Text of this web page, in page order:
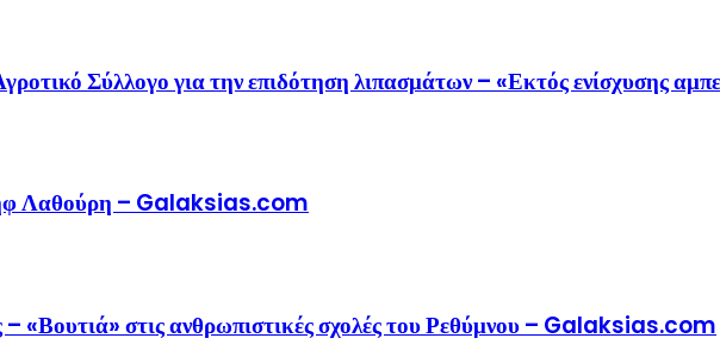
Σύλλογο για την επιδότηση λιπασμάτων – «Εκτός ενίσχυσης
Λαθούρη – Galaksias.com
– «Βουτιά» στις ανθρωπιστικές σχολές του Ρεθύμνου – Galaksias.com